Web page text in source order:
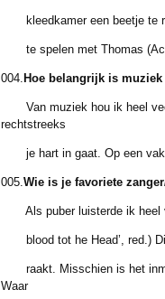
kleedkamer een beetje te
te spelen met Thomas
004. Hoe belangrijk is
Van muziek hou ik heel
rechtstreeks
je hart in gaat. Op een
005.Wie is je favoriete
Als puber luisterde ik heel
blood tot he Head’, red.)
raakt. Misschien is het
Waar